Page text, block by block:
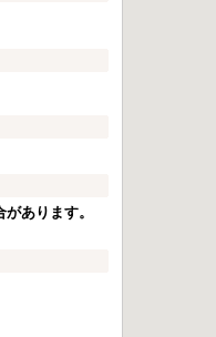
あります。